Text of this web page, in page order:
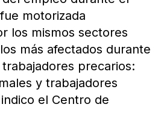
motorizada
los mismos sectores
más afectados durante
precarios:
y trabajadores
el Centro de